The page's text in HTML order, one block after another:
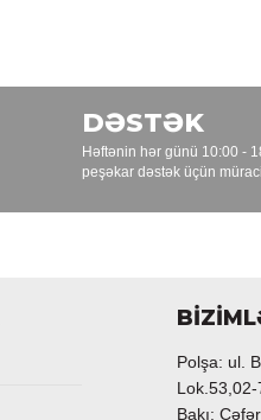
DƏSTƏK
Həftənin hər günü 10:00 -
peşəkar dəstək üçün
Polşa: ul.
Bakı: